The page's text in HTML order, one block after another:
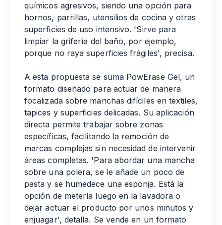
químicos agresivos, siendo una opción para
hornos, parrillas, utensilios de cocina y otras
superficies de uso intensivo. 'Sirve para
limpiar la grifería del baño, por ejemplo,
porque no raya superficies frágiles', precisa.
A esta propuesta se suma PowErase Gel, un
formato diseñado para actuar de manera
focalizada sobre manchas difíciles en textiles,
tapices y superficies delicadas. Su aplicación
directa permite trabajar sobre zonas
específicas, facilitando la remoción de
marcas complejas sin necesidad de intervenir
áreas completas. 'Para abordar una mancha
sobre una polera, se le añade un poco de
pasta y se humedece una esponja. Está la
opción de meterla luego en la lavadora o
dejar actuar el producto por unos minutos y
enjuagar', detalla. Se vende en un formato